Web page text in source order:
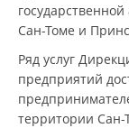
Сан-Томе и
Ряд услуг
предприятий
территории